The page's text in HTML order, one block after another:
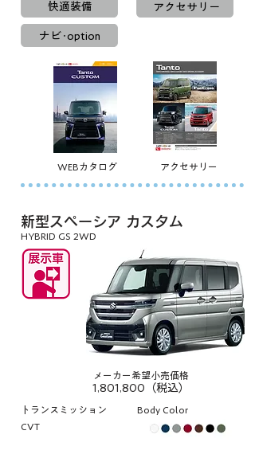
快適装備 アクセサリー
ナビ･option
WEBカタログ アクセサリー
新型スペーシア カスタム
HYBRID GS 2WD
メーカー希望小売価格
1,801,800（税込）
トランスミッション
CVT
Body Color